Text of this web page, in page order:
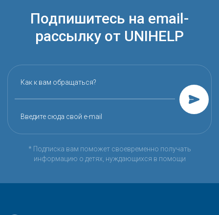
Подпишитесь на email-
рассылку от UNIHELP
Как к вам обращаться?
Введите сюда свой e-mail
* Подписка вам поможет своевременно получать
информацию о детях, нуждающихся в помощи